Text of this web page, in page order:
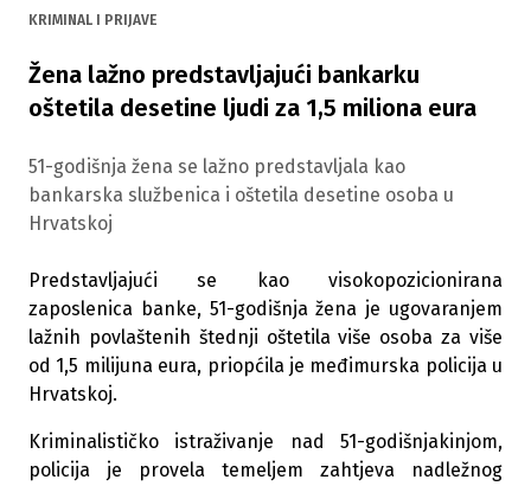
KRIMINAL I PRIJAVE
Žena lažno predstavljajući bankarku
oštetila desetine ljudi za 1,5 miliona eura
51-godišnja žena se lažno predstavljala kao
bankarska službenica i oštetila desetine osoba u
Hrvatskoj
Predstavljajući se kao visokopozicionirana
zaposlenica banke, 51-godišnja žena je ugovaranjem
lažnih povlaštenih štednji oštetila više osoba za više
od 1,5 milijuna eura, priopćila je međimurska policija u
Hrvatskoj.
Kriminalističko istraživanje nad 51-godišnjakinjom,
policija je provela temeljem zahtjeva nadležnog